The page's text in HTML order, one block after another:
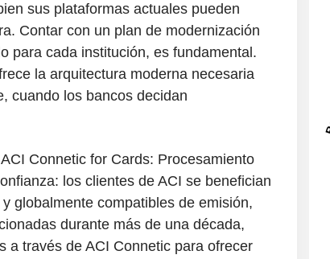
sus plataformas actuales pueden
Contar con un plan de modernización
para cada institución, es fundamental.
la arquitectura moderna necesaria
cuando los bancos decidan
Connetic for Cards: Procesamiento
los clientes de ACI se benefician
globalmente compatibles de emisión,
durante más de una década,
a través de ACI Connetic para ofrecer